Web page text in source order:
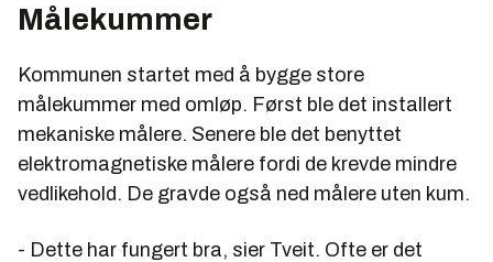
Målekummer
Kommunen startet med å bygge store
målekummer med omløp. Først ble det installert
mekaniske målere. Senere ble det benyttet
elektromagnetiske målere fordi de krevde mindre
vedlikehold. De gravde også ned målere uten kum.
- Dette har fungert bra, sier Tveit. Ofte er det